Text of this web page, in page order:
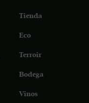
Tienda
Eco
Terroir
Bodega
Vinos